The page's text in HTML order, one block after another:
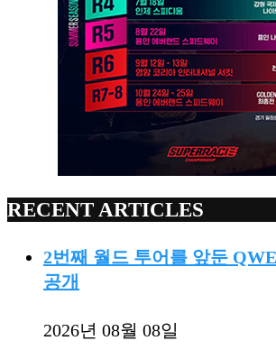
RECENT ARTICLES
2번째 월드 투어를 앞둔
공개
2026년 08월 08일